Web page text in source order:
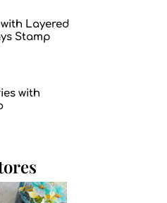
Layered
Stamp
with